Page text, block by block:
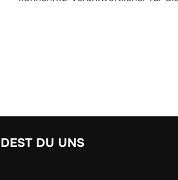
DU UNS